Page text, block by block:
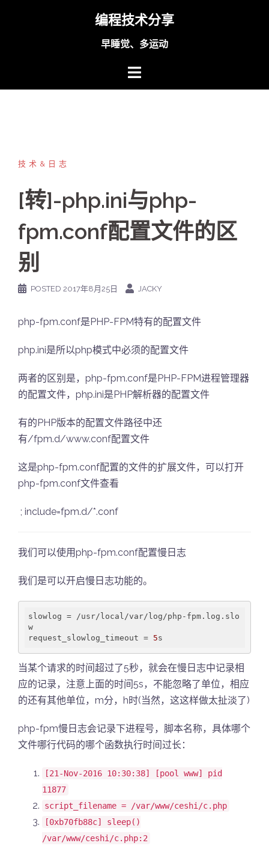
编程技术分享
早睡觉、多运动
技术&日志
[转]-php.ini与php-
fpm.conf配置文件的区
别
POSTED 2017年8月25日 JACKY
php-fpm.conf是PHP-FPM特有的配置文件
php.ini是所以php模式中必须的配置文件
两者的区别是，php-fpm.conf是PHP-FPM进程管理器
的配置文件，php.ini是PHP解析器的配置文件
有的PHP版本的配置文件路径中还
有/fpm.d/www.conf配置文件
这是php-fpm.conf配置的文件的扩展文件，可以打开
php-fpm.conf文件查看
; include=fpm.d/*.conf
我们可以使用php-fpm.conf配置慢日志
我们是可以开启慢日志功能的。
slowlog = /usr/local/var/log/php-fpm.log.slo
request_slowlog_timeout = 5
当某个请求的时间超过了5秒，就会在慢日志中记录相
应的记录，注意上面的时间5s，不能忽略了单位，相应
的还有其他单位，m分，h时(当然，这这样做太扯淡了)
php-fpm慢日志会记录下进程号，脚本名称，具体哪个
文件哪行代码的哪个函数执行时间过长：
[21-Nov-2016 10:30:38] [pool www] pid
11877
script_filename = /var/www/ceshi/c.php
[0xb70fb88c]
sleep()
/var/www/ceshi/c.php:2